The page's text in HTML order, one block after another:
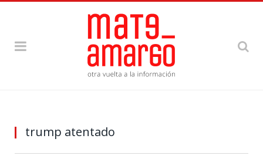
trump atentado